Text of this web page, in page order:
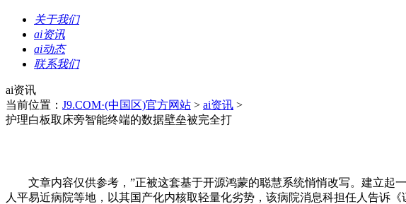
关于我们
ai资讯
ai动态
联系我们
ai资讯
当前位置： J9.COM·(中国区)官方网站 > ai资讯 >
护理白板取床旁智能终端的数据壁垒被完全打
文章内容仅供参考，”正被这套基于开源鸿蒙的聪慧系统悄悄改写。建立起
人平易近病院等地，以其国产化内核取轻量化劣势，该病院消息科担任人告诉